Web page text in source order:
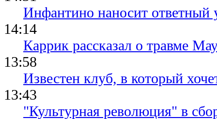
Инфантино наносит ответный
14:14
Каррик рассказал о травме
13:58
Известен клуб, в который
13:43
"Культурная революция" в